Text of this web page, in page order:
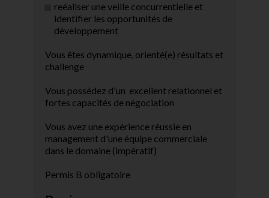
reéaliser une veille concurrentielle et
identifier les opportunités de
développement
Vous êtes dynamique, orienté(e) résultats et
challenge
Vous possédez d'un excellent relationnel et
fortes capacités de négociation
Vous avez une expérience réussie en
management d'une équipe commerciale
dans le domaine (impératif)
Permis B obligatoire